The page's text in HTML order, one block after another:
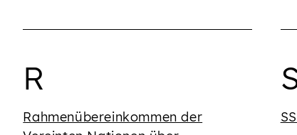
Buchstaben {' '}
Begriffe mit dem
R
Rahmenübereinkommen der